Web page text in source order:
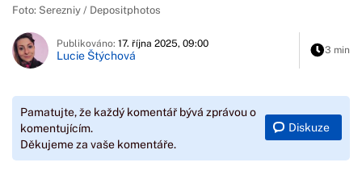
Foto: Serezniy / Depositphotos
Publikováno: 17. října 2025, 09:00
Lucie Štýchová 3 min
Pamatujte, že každý komentář bývá zprávou o
komentujícím.
Děkujeme za vaše komentáře.
Diskuze